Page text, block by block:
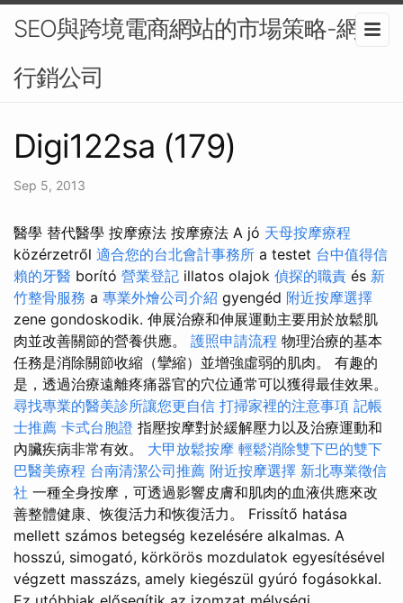
SEO與跨境電商網站的市場策略-網路
行銷公司
Digi122sa (179)
Sep 5, 2013
醫學 替代醫學 按摩療法 按摩療法 A jó 天母按摩療程
közérzetről 適合您的台北會計事務所 a testet 台中值得信
賴的牙醫 borító 營業登記 illatos olajok 偵探的職責 és 新
竹整骨服務 a 專業外燴公司介紹 gyengéd 附近按摩選擇
zene gondoskodik. 伸展治療和伸展運動主要用於放鬆肌
肉並改善關節的營養供應。 護照申請流程 物理治療的基本
任務是消除關節收縮（攣縮）並增強虛弱的肌肉。 有趣的
是，透過治療遠離疼痛器官的穴位通常可以獲得最佳效果。
尋找專業的醫美診所讓您更自信 打掃家裡的注意事項 記帳
士推薦 卡式台胞證 指壓按摩對於緩解壓力以及治療運動和
內臟疾病非常有效。 大甲放鬆按摩 輕鬆消除雙下巴的雙下
巴醫美療程 台南清潔公司推薦 附近按摩選擇 新北專業徵信
社 一種全身按摩，可透過影響皮膚和肌肉的血液供應來改
善整體健康、恢復活力和恢復活力。 Frissítő hatása
mellett számos betegség kezelésére alkalmas. A
hosszú, simogató, körkörös mozdulatok egyesítésével
végzett masszázs, amely kiegészül gyúró fogásokkal.